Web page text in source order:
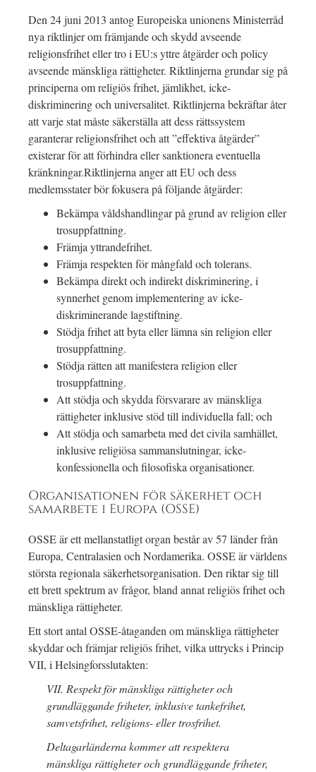
Den 24 juni 2013 antog Europeiska unionens Ministerråd
nya riktlinjer om främjande och skydd avseende
religionsfrihet eller tro i EU:s yttre åtgärder och policy
avseende mänskliga rättigheter. Riktlinjerna grundar sig på
principerna om religiös frihet, jämlikhet, icke-
diskriminering och universalitet. Riktlinjerna bekräftar åter
att varje stat måste säkerställa att dess rättssystem
garanterar religionsfrihet och att ”effektiva åtgärder”
existerar för att förhindra eller sanktionera eventuella
kränkningar.Riktlinjerna anger att EU och dess
medlemsstater bör fokusera på följande åtgärder:
Bekämpa våldshandlingar på grund av religion eller
trosuppfattning.
Främja yttrandefrihet.
Främja respekten för mångfald och tolerans.
Bekämpa direkt och indirekt diskriminering, i
synnerhet genom implementering av icke-
diskriminerande lagstiftning.
Stödja frihet att byta eller lämna sin religion eller
trosuppfattning.
Stödja rätten att manifestera religion eller
trosuppfattning.
Att stödja och skydda försvarare av mänskliga
rättigheter inklusive stöd till individuella fall; och
Att stödja och samarbeta med det civila samhället,
inklusive religiösa sammanslutningar, icke-
konfessionella och filosofiska organisationer.
Organisationen för säkerhet och
samarbete i Europa (OSSE)
OSSE är ett mellanstatligt organ består av 57 länder från
Europa, Centralasien och Nordamerika. OSSE är världens
största regionala säkerhetsorganisation. Den riktar sig till
ett brett spektrum av frågor, bland annat religiös frihet och
mänskliga rättigheter.
Ett stort antal OSSE-åtaganden om mänskliga rättigheter
skyddar och främjar religiös frihet, vilka uttrycks i Princip
VII, i Helsingforsslutakten:
VII. Respekt för mänskliga rättigheter och
grundläggande friheter, inklusive tankefrihet,
samvetsfrihet, religions- eller trosfrihet.
Deltagarländerna kommer att respektera
mänskliga rättigheter och grundläggande friheter,